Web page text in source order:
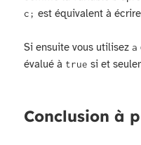
c; est équivalent à écrire
Si ensuite vous utiliseza
évalué à true si et
Conclusion à